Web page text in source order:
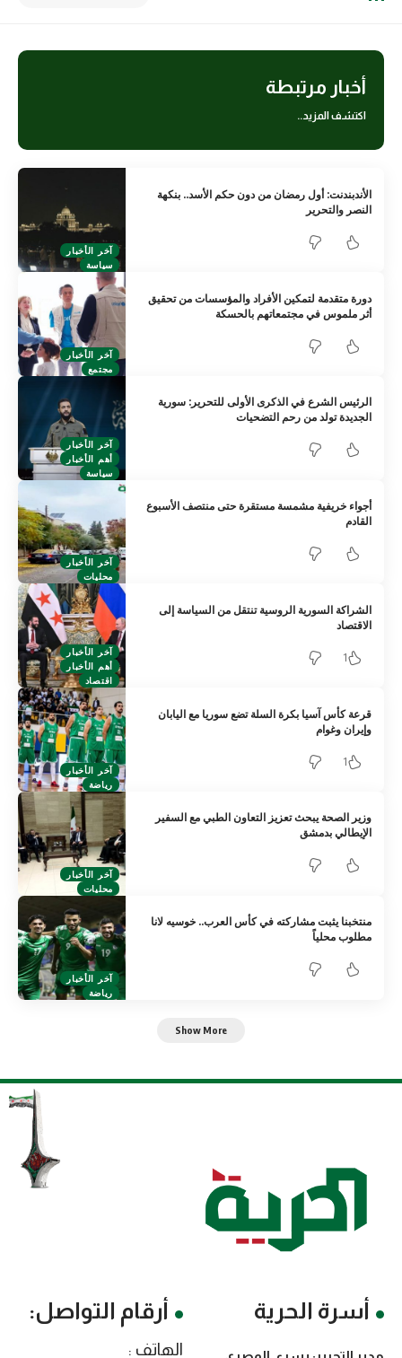
أخبار مرتبطة
اكتشف المزيد..
آخر الأخبار
سياسة
الأندبندنت: أول رمضان من دون حكم الأسد.. بنكهة
النصر والتحرير
آخر الأخبار
مجتمع
دورة متقدمة لتمكين الأفراد والمؤسسات من تحقيق
أثر ملموس في مجتمعاتهم بالحسكة
آخر الأخبار
أهم الأخبار
سياسة
الرئيس الشرع في الذكرى الأولى للتحرير: سورية
الجديدة تولد من رحم التضحيات
آخر الأخبار
محليات
أجواء خريفية مشمسة مستقرة حتى منتصف الأسبوع
القادم
آخر الأخبار
أهم الأخبار
اقتصاد
الشراكة السورية الروسية تنتقل من السياسة إلى
الاقتصاد
1
آخر الأخبار
رياضة
قرعة كأس آسيا بكرة السلة تضع سوريا مع اليابان
وإيران وغوام
1
آخر الأخبار
محليات
وزير الصحة يبحث تعزيز التعاون الطبي مع السفير
الإيطالي بدمشق
آخر الأخبار
رياضة
منتخبنا يثبت مشاركته في كأس العرب.. خوسيه لانا
مطلوب محلياً
Show More
أسرة الحرية أرقام التواصل:
الهاتف :